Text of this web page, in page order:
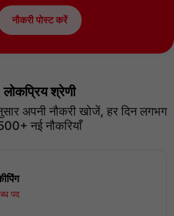
नौकरी पोस्ट करें
लोकप्रिय श्रेणी
अपनी नौकरी खोजें, हर दिन लगभग
नई नौकरियाँ
पद